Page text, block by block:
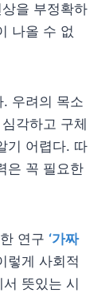
을 부정확하
나올 수 없
우려의 목소
각하고 구체
기 어렵다. 따
은 꼭 필요한
연구 ‘가짜
렇게 사회적
뜻있는 시